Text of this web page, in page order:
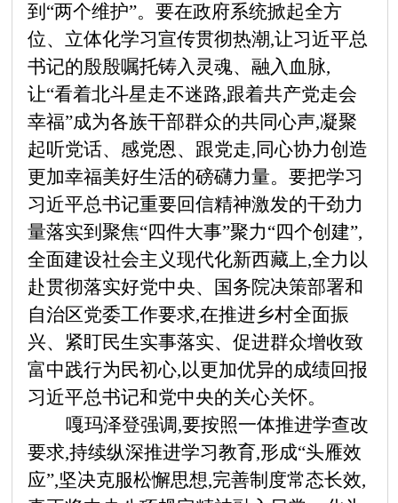
到“两个维护”。要在政府系统掀起全方
位、立体化学习宣传贯彻热潮,让习近平总
书记的殷殷嘱托铸入灵魂、融入血脉,
让“看着北斗星走不迷路,跟着共产党走会
幸福”成为各族干部群众的共同心声,凝聚
起听党话、感党恩、跟党走,同心协力创造
更加幸福美好生活的磅礴力量。要把学习
习近平总书记重要回信精神激发的干劲力
量落实到聚焦“四件大事”聚力“四个创建”,
全面建设社会主义现代化新西藏上,全力以
赴贯彻落实好党中央、国务院决策部署和
自治区党委工作要求,在推进乡村全面振
兴、紧盯民生实事落实、促进群众增收致
富中践行为民初心,以更加优异的成绩回报
习近平总书记和党中央的关心关怀。
嘎玛泽登强调,要按照一体推进学查改
要求,持续纵深推进学习教育,形成“头雁效
应”,坚决克服松懈思想,完善制度常态长效,